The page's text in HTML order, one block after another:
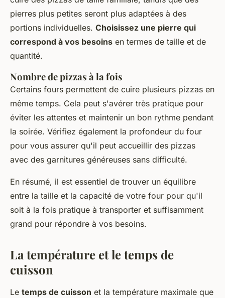
pierres plus petites seront plus adaptées à des
portions individuelles. Choisissez une pierre qui
correspond à vos besoins en termes de taille et de
quantité.
Nombre de pizzas à la fois
Certains fours permettent de cuire plusieurs pizzas en
même temps. Cela peut s'avérer très pratique pour
éviter les attentes et maintenir un bon rythme pendant
la soirée. Vérifiez également la profondeur du four
pour vous assurer qu'il peut accueillir des pizzas
avec des garnitures généreuses sans difficulté.
En résumé, il est essentiel de trouver un équilibre
entre la taille et la capacité de votre four pour qu'il
soit à la fois pratique à transporter et suffisamment
grand pour répondre à vos besoins.
La température et le temps de
cuisson
Le temps de cuisson et la température maximale que